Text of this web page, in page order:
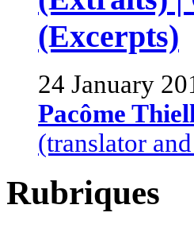
(Excerpts)
24 January
Pacôme
(translator
Rubriques